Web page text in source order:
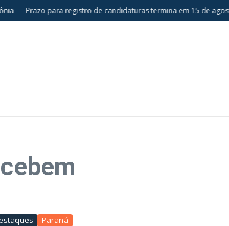
Prazo para registro de candidaturas termina em 15 de agosto
Paraná